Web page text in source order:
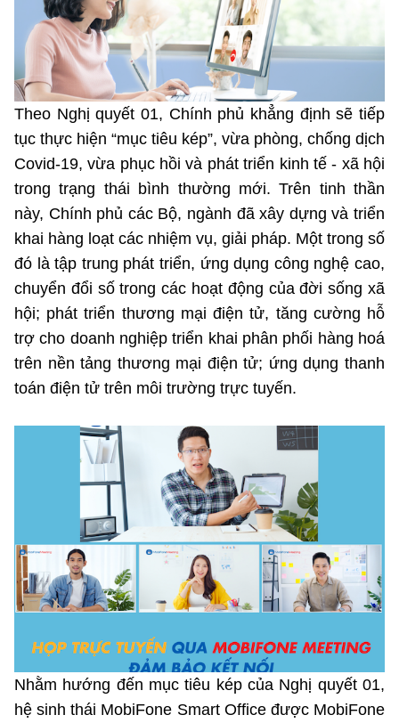
©2025 Bản quyền thuộc Bộ Khoa Học và Công Nghệ
(Ghi rõ nguồn "https://mst.gov.vn" khi phát hành lại thông tin
từ website này)
Theo Nghị quyết 01, Chính phủ khẳng định sẽ tiếp
tục thực hiện “mục tiêu kép”, vừa phòng, chống dịch
Covid-19, vừa phục hồi và phát triển kinh tế - xã hội
trong trạng thái bình thường mới. Trên tinh thần
này, Chính phủ các Bộ, ngành đã xây dựng và triển
khai hàng loạt các nhiệm vụ, giải pháp. Một trong số
đó là tập trung phát triển, ứng dụng công nghệ cao,
chuyển đổi số trong các hoạt động của đời sống xã
hội; phát triển thương mại điện tử, tăng cường hỗ
trợ cho doanh nghiệp triển khai phân phối hàng hoá
trên nền tảng thương mại điện tử; ứng dụng thanh
toán điện tử trên môi trường trực tuyến.
Nhằm hướng đến mục tiêu kép của Nghị quyết 01,
hệ sinh thái MobiFone Smart Office được MobiFone